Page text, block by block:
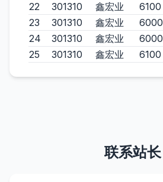
22
301310 鑫宏业 6100
23
301310 鑫宏业 6000
24
301310 鑫宏业 6000
25
301310 鑫宏业 6100
联系站长